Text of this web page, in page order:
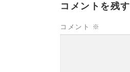
コメントを残す
コメント ※